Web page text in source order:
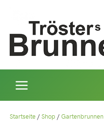
Startseite /Shop /Gartenbrunnen